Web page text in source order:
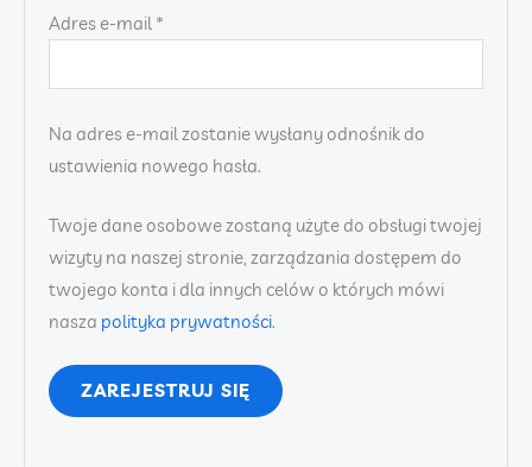
Adres e-mail *
Na adres e-mail zostanie wysłany odnośnik do
ustawienia nowego hasła.
Twoje dane osobowe zostaną użyte do obsługi twojej
wizyty na naszej stronie, zarządzania dostępem do
twojego konta i dla innych celów o których mówi
nasza polityka prywatności.
ZAREJESTRUJ SIĘ